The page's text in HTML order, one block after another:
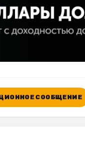
СООБЩЕНИЕ